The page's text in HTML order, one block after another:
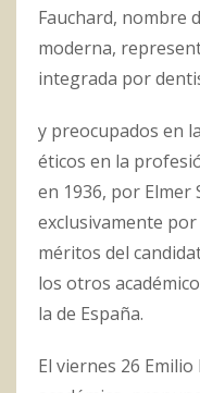
Fauchard, nombre
moderna,
integrada por
y preocupados en
éticos en la
en 1936, por Elmer
exclusivamente
méritos del
los otros
la de España.
El viernes 26